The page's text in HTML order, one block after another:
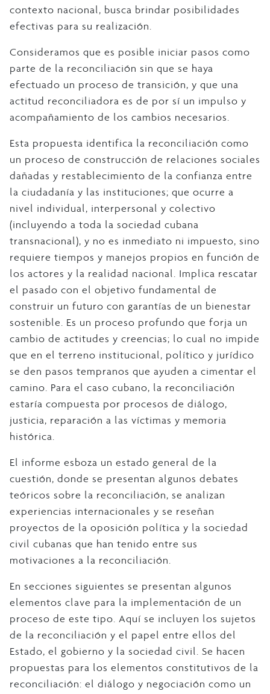
contexto nacional, busca brindar posibilidades
efectivas para su realización.
Consideramos que es posible iniciar pasos como
parte de la reconciliación sin que se haya
efectuado un proceso de transición, y que una
actitud reconciliadora es de por sí un impulso y
acompañamiento de los cambios necesarios.
Esta propuesta identifica la reconciliación como
un proceso de construcción de relaciones sociales
dañadas y restablecimiento de la confianza entre
la ciudadanía y las instituciones; que ocurre a
nivel individual, interpersonal y colectivo
(incluyendo a toda la sociedad cubana
transnacional), y no es inmediato ni impuesto, sino
requiere tiempos y manejos propios en función de
los actores y la realidad nacional. Implica rescatar
el pasado con el objetivo fundamental de
construir un futuro con garantías de un bienestar
sostenible. Es un proceso profundo que forja un
cambio de actitudes y creencias; lo cual no impide
que en el terreno institucional, político y jurídico
se den pasos tempranos que ayuden a cimentar el
camino. Para el caso cubano, la reconciliación
estaría compuesta por procesos de diálogo,
justicia, reparación a las víctimas y memoria
histórica.
El informe esboza un estado general de la
cuestión, donde se presentan algunos debates
teóricos sobre la reconciliación, se analizan
experiencias internacionales y se reseñan
proyectos de la oposición política y la sociedad
civil cubanas que han tenido entre sus
motivaciones a la reconciliación.
En secciones siguientes se presentan algunos
elementos clave para la implementación de un
proceso de este tipo. Aquí se incluyen los sujetos
de la reconciliación y el papel entre ellos del
Estado, el gobierno y la sociedad civil. Se hacen
propuestas para los elementos constitutivos de la
reconciliación: el diálogo y negociación como un